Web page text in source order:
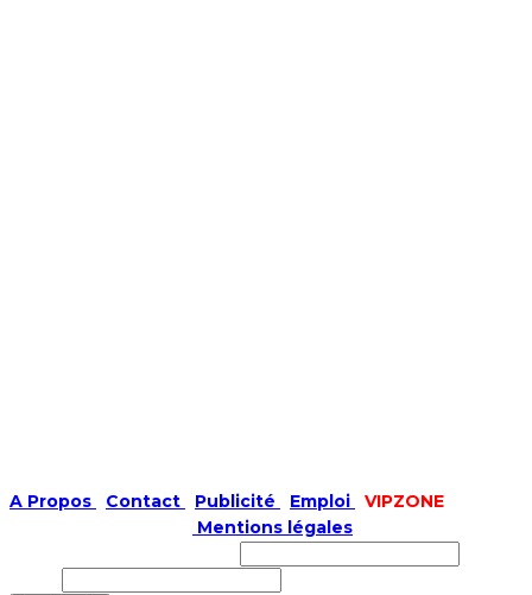
A Propos Contact Publicité Emploi
VIPZONE
Mentions légales